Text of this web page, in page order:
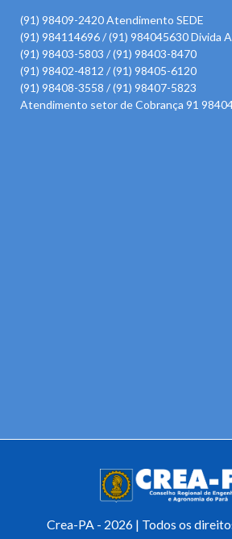
(91) 98409-2420 Atendimento SEDE
(91) 984114696 / (91) 984045630 Divida
(91) 98403-5803 / (91) 98403-8470
(91) 98402-4812 / (91) 98405-6120
(91) 98408-3558 / (91) 98407-5823
Atendimento setor de Cobrança 91
Crea-PA - 2026 | Todos os